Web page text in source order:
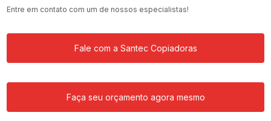
Entre em contato com um de nossos especialistas!
Fale com a Santec Copiadoras
Faça seu orçamento agora mesmo